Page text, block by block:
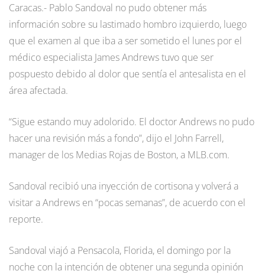
Caracas.- Pablo Sandoval no pudo obtener más
información sobre su lastimado hombro izquierdo, luego
que el examen al que iba a ser sometido el lunes por el
médico especialista James Andrews tuvo que ser
pospuesto debido al dolor que sentía el antesalista en el
área afectada.
“Sigue estando muy adolorido. El doctor Andrews no pudo
hacer una revisión más a fondo”, dijo el John Farrell,
manager de los Medias Rojas de Boston, a MLB.com.
Sandoval recibió una inyección de cortisona y volverá a
visitar a Andrews en “pocas semanas”, de acuerdo con el
reporte.
Sandoval viajó a Pensacola, Florida, el domingo por la
noche con la intención de obtener una segunda opinión